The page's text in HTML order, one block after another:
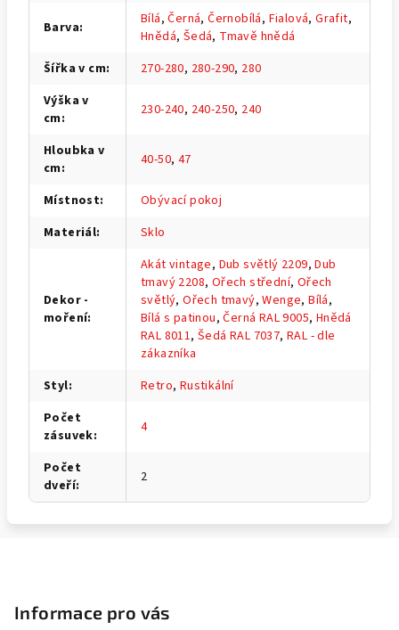
Barva: Bílá,Černá,Černobílá, Fialová,Grafit,
Hnědá, Šedá, Tmavě hnědá
Šířka v cm: 270-280, 280-290, 280
Výška v
cm: 230-240, 240-250, 240
Hloubka v
cm: 40-50, 47
Místnost:
Obývací pokoj
Materiál: Sklo
Dekor -
moření:
Akát vintage, Dub světlý 2209,Dub
tmavý 2208, Ořech střední, Ořech
světlý,Ořech tmavý,Wenge,Bílá,
Bílá s patinou,Černá RAL 9005, Hnědá
RAL 8011,Šedá RAL 7037,RAL - dle
zákazníka
Styl: Retro, Rustikální
Počet
zásuvek: 4
Počet
dveří: 2
Informace pro vás